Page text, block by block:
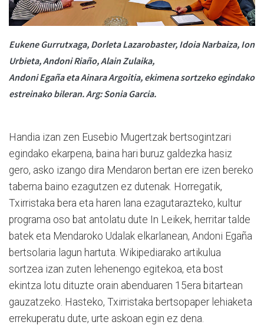
Eukene Gurrutxaga, Dorleta Lazarobaster, Idoia Narbaiza, Ion
Urbieta, Andoni Riaño, Alain Zulaika,
Andoni Egaña eta Ainara Argoitia, ekimena sortzeko egindako
estreinako bileran. Arg: Sonia Garcia.
Handia izan zen Eusebio Mugertzak bertsogintzari
egindako ekarpena, baina hari buruz galdezka hasiz
gero, asko izango dira Mendaron bertan ere izen bereko
taberna baino ezagutzen ez dutenak. Horregatik,
Txirristaka bera eta haren lana ezagutarazteko, kultur
programa oso bat antolatu dute In Leikek, herritar talde
batek eta Mendaroko Udalak elkarlanean, Andoni Egaña
bertsolaria lagun hartuta. Wikipediarako artikulua
sortzea izan zuten lehenengo egitekoa, eta bost
ekintza lotu dituzte orain abenduaren 15era bitartean
gauzatzeko. Hasteko, Txirristaka bertsopaper lehiaketa
errekuperatu dute, urte askoan egin ez dena.